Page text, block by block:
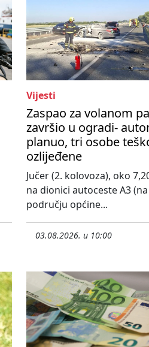
Vijesti
Zaspao za volanom pa
završio u ogradi-
planuo, tri osobe
ozlijeđene
Jučer (2. kolovoza), oko
na dionici autoceste A3 (na
području općine...
03.08.2026. u 10:00